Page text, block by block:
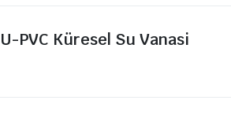
U-PVC Küresel Su Vanasi